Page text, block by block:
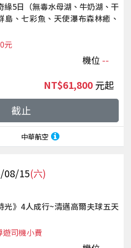
緣5日（無毒水母湖、牛奶湖、干
島、七彩魚、天使瀑布森林癒、
機位 --
元
中華航空
NT$61,800 起
截止
08/15(六)
光》4人成行~清邁高爾夫球五天
司機小費